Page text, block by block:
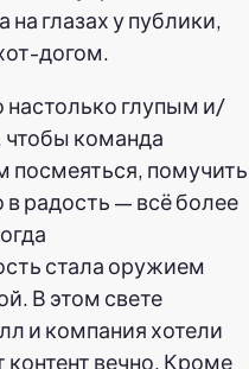
глазах у публики,
догом.
настолько глупым и/
команда
посмеяться, помучить
в радость — всё более
стала оружием
В этом свете
и компания хотели
контент вечно. Кроме